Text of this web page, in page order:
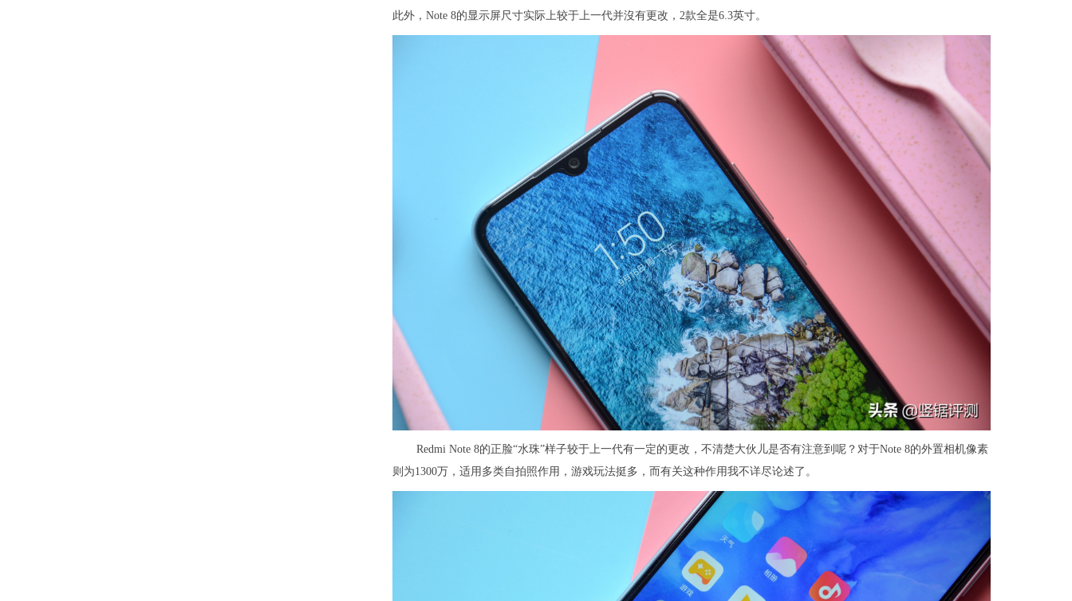
此外，Note 8的显示屏尺寸实际上较于上一代并沒有更改，2款全是6.3英寸。
Redmi Note 8的正脸“水珠”样子较于上一代有一定的更改，不清楚大伙儿是否有注意到呢？对于Note 8的外置相机像素
则为1300万，适用多类自拍照作用，游戏玩法挺多，而有关这种作用我不详尽论述了。